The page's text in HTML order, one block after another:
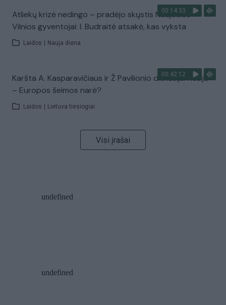
00:14:33
Atliekų krizė nedingo – pradėjo skųstis Naujosios
Vilnios gyventojai: I. Budraitė atsakė, kas vyksta
Laidos Nauja diena
00:42:12
Karšta A. Kasparavičiaus ir Ž Pavilionio diskusija: Rusija
– Europos šeimos narė?
Laidos Lietuva tiesiogiai
Visi įrašai